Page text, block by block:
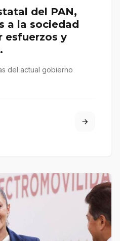
del PAN,
a la sociedad
esfuerzos y
del actual gobierno